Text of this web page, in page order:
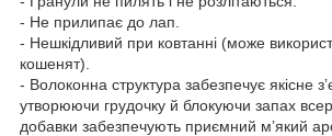
- Не прилипає до лап.
- Нешкідливий при ковтанні (може
кошенят).
- Волоконна структура забезпечує якісне
утворюючи грудочку й блокуючи запах
добавки забезпечують приємний мʼякий